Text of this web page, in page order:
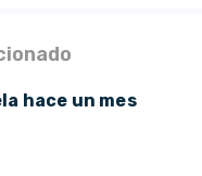
hace un mes